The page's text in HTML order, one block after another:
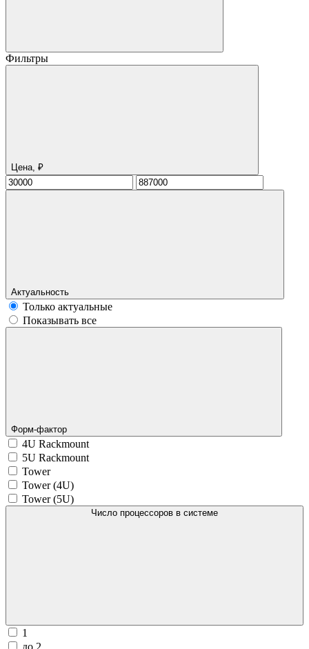
Фильтры
Цена, ₽
Актуальность
Только актуальные
Показывать все
Форм-фактор
4U Rackmount
5U Rackmount
Tower
Tower (4U)
Tower (5U)
Число процессоров в системе
1
до 2